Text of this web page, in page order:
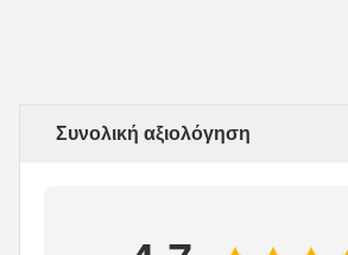
Συνολική αξιολόγηση